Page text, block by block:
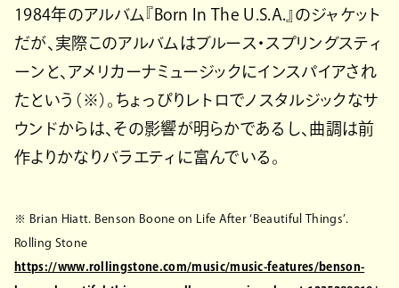
1984年のアルバム『Born In The U.S.A.』のジャケット
だが、実際このアルバムはブルース・スプリングスティ
ーンと、アメリカーナミュージックにインスパイアされ
たという（※）。ちょっぴりレトロでノスタルジックなサ
ウンドからは、その影響が明らかであるし、曲調は前
作よりかなりバラエティに富んでいる。
※ Brian Hiatt. Benson Boone on Life After ‘Beautiful Things’.
Rolling Stone
https://www.rollingstone.com/music/music-features/benson-